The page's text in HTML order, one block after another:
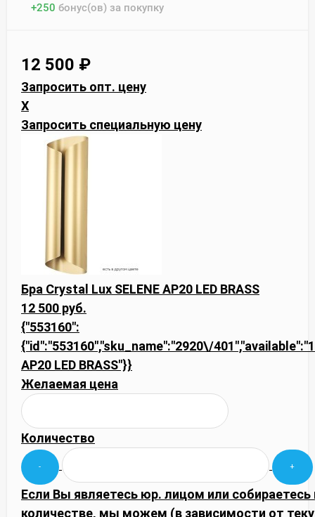
+250 бонус(ов) за покупку
12 500 ₽
Запросить опт. цену
X
Запросить специальную цену
Бра Crystal Lux SELENE AP20 LED BRASS
12 500 руб.
{"553160":
{"id":"553160","sku_name":"2920\/
AP20 LED BRASS"}}
Желаемая цена
Количество
Если Вы являетесь юр. лицом или
количестве, мы можем (в зависимости от